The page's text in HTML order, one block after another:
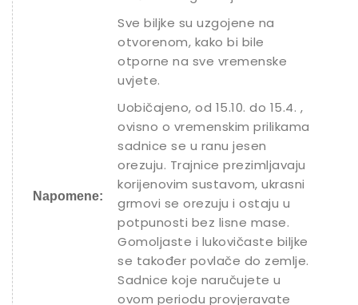
Napomene:
Sve biljke su uzgojene na
otvorenom, kako bi bile
otporne na sve vremenske
uvjete.
Uobičajeno, od 15.10. do 15.4. ,
ovisno o vremenskim prilikama
sadnice se u ranu jesen
orezuju. Trajnice prezimljavaju
korijenovim sustavom, ukrasni
grmovi se orezuju i ostaju u
potpunosti bez lisne mase.
Gomoljaste i lukovičaste biljke
se također povlače do zemlje.
Sadnice koje naručujete u
ovom periodu provjeravate